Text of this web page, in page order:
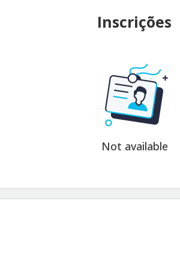
Inscrições
Not available